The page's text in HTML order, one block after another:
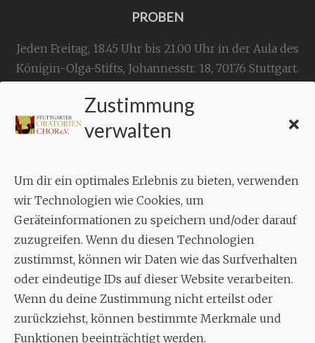
Zustimmung
verwalten
Um dir ein optimales Erlebnis zu bieten, verwenden
wir Technologien wie Cookies, um
Geräteinformationen zu speichern und/oder darauf
zuzugreifen. Wenn du diesen Technologien
zustimmst, können wir Daten wie das Surfverhalten
oder eindeutige IDs auf dieser Website verarbeiten.
Wenn du deine Zustimmung nicht erteilst oder
zurückziehst, können bestimmte Merkmale und
Funktionen beeinträchtigt werden.
PROBEN
Jeden Freitag, 18.45 Uhr bis 21.00 Uhr in der Aula des
Königin-Olga-Stifts, Johannesstr. 18, 70176 Stuttgart.
KONTAKT
Geschäftsstelle:
Aixheimer Str. 18
70619 Stuttgart
MUSIK
Musikalischer Leiter:
Enrico Trummer
Tel.+49 (0)177 / 34 23 57 1